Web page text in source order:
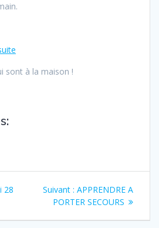
sont à la maison !
28
Suivant : APPRENDRE A
PORTER SECOURS